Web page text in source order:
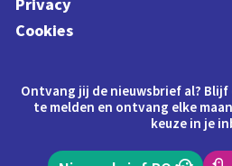
Cookies
Ontvang jij de nieuwsbrief al?
te melden en ontvang elke
keuze in je